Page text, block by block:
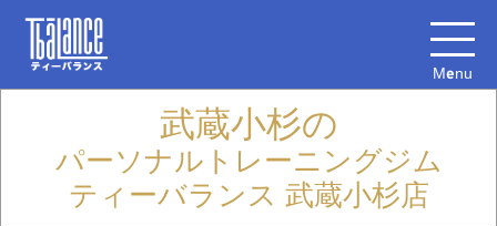
Menu
武蔵小杉の
パーソナルトレーニングジム
ティーバランス 武蔵小杉店